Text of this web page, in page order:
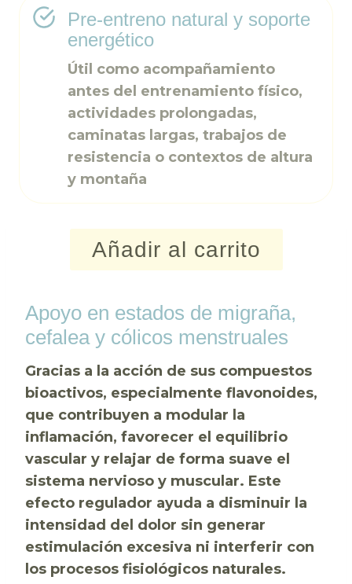
Pre-entreno natural y soporte
energético
Útil como acompañamiento
antes del entrenamiento físico,
actividades prolongadas,
caminatas largas, trabajos de
resistencia o contextos de altura
y montaña
Añadir al carrito
Apoyo en estados de migraña,
cefalea y cólicos menstruales
Gracias a la acción de sus compuestos
bioactivos, especialmente flavonoides,
que contribuyen a modular la
inflamación, favorecer el equilibrio
vascular y relajar de forma suave el
sistema nervioso y muscular. Este
efecto regulador ayuda a disminuir la
intensidad del dolor sin generar
estimulación excesiva ni interferir con
los procesos fisiológicos naturales.